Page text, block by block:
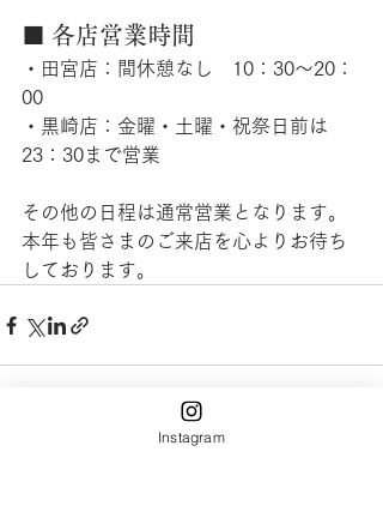
■ 各店営業時間
・田宮店：間休憩なし　10：30～20：
00
・黒崎店：金曜・土曜・祝祭日前は
23：30まで営業
その他の日程は通常営業となります。
本年も皆さまのご来店を心よりお待ち
しております。
Instagram